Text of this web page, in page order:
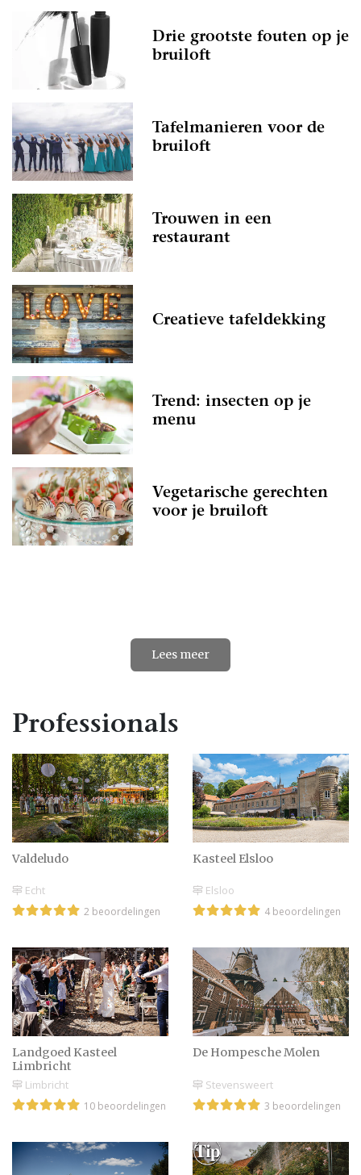
Professionals
Valdeludo
Echt
2 beoordelingen
Kasteel Elsloo
Elsloo
4 beoordelingen
Landgoed Kasteel
Limbricht
Limbricht
10 beoordelingen
De Hompesche Molen
Stevensweert
3 beoordelingen
Drie grootste fouten op je
bruiloft
Tafelmanieren voor de
bruiloft
Trouwen in een
restaurant
Creatieve tafeldekking
Trend: insecten op je
menu
Vegetarische gerechten
voor je bruiloft
Lees meer